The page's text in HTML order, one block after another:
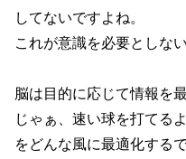
してないですよね。
これが意識を必要としな
脳は目的に応じて情報を
じゃぁ、速い球を打てる
をどんな風に最適化する